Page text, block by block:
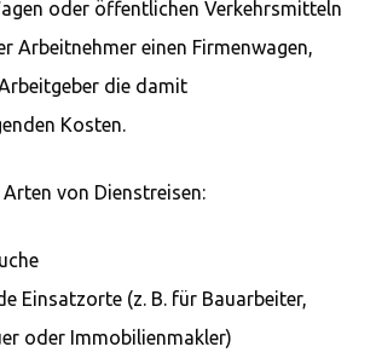
oder öffentlichen Verkehrsmitteln
Arbeitnehmer einen Firmenwagen,
die damit
Kosten.
von Dienstreisen:
Einsatzorte (z. B. für Bauarbeiter,
oder Immobilienmakler)